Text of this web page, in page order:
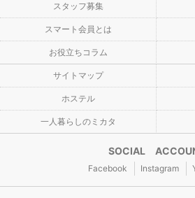
スタッフ募集
スマート会員とは
お役立ちコラム
サイトマップ
ホステル
一人暮らしのミカタ
SOCIAL
Facebook Instagram